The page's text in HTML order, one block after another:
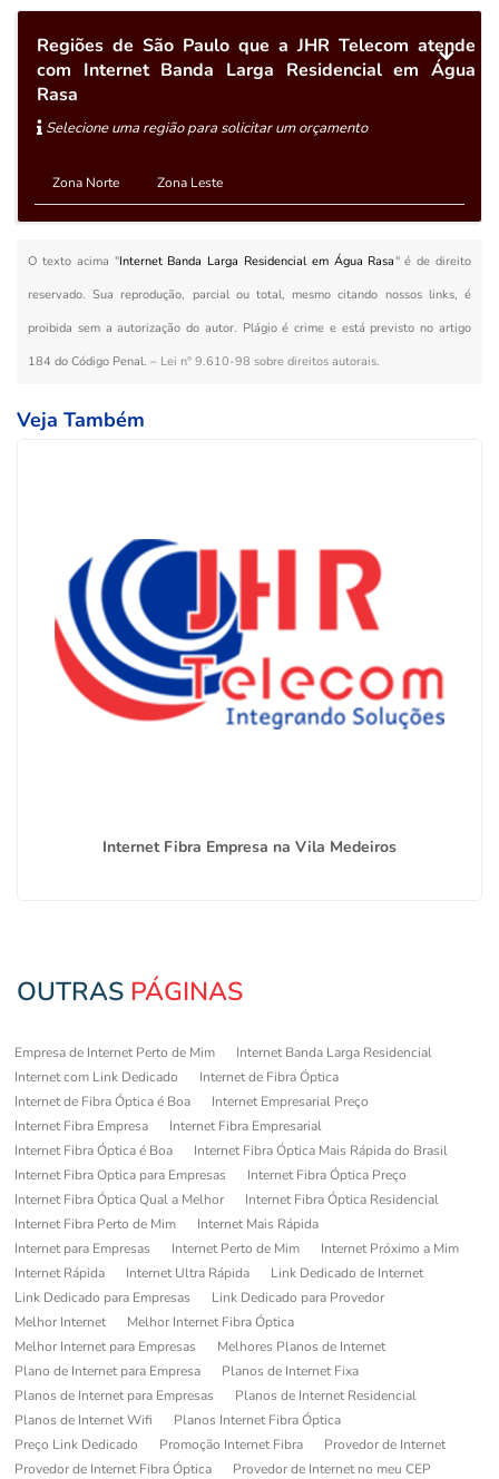
Regiões de São Paulo que a JHR Telecom atende
com Internet Banda Larga Residencial em Água
Rasa
Selecione uma região para solicitar um orçamento
Zona Norte Zona Leste
O texto acima "Internet Banda Larga Residencial em Água Rasa" é de direito
reservado. Sua reprodução, parcial ou total, mesmo citando nossos links, é
proibida sem a autorização do autor. Plágio é crime e está previsto no artigo
184 do Código Penal. – Lei n° 9.610-98 sobre direitos autorais.
Veja Também
Internet Fibra Empresa na Vila Medeiros
OUTRAS PÁGINAS
Empresa de Internet Perto de Mim
Internet Banda Larga Residencial
Internet com Link Dedicado
Internet de Fibra Óptica
Internet de Fibra Óptica é Boa
Internet Empresarial Preço
Internet Fibra Empresa
Internet Fibra Empresarial
Internet Fibra Óptica é Boa
Internet Fibra Óptica Mais Rápida do Brasil
Internet Fibra Optica para Empresas
Internet Fibra Óptica Preço
Internet Fibra Óptica Qual a Melhor
Internet Fibra Óptica Residencial
Internet Fibra Perto de Mim
Internet Mais Rápida
Internet para Empresas
Internet Perto de Mim
Internet Próximo a Mim
Internet Rápida
Internet Ultra Rápida
Link Dedicado de Internet
Link Dedicado para Empresas
Link Dedicado para Provedor
Melhor Internet
Melhor Internet Fibra Óptica
Melhor Internet para Empresas
Melhores Planos de Internet
Plano de Internet para Empresa
Planos de Internet Fixa
Planos de Internet para Empresas
Planos de Internet Residencial
Planos de Internet Wifi
Planos Internet Fibra Óptica
Preço Link Dedicado
Promoção Internet Fibra
Provedor de Internet
Provedor de Internet Fibra Óptica
Provedor de Internet no meu CEP